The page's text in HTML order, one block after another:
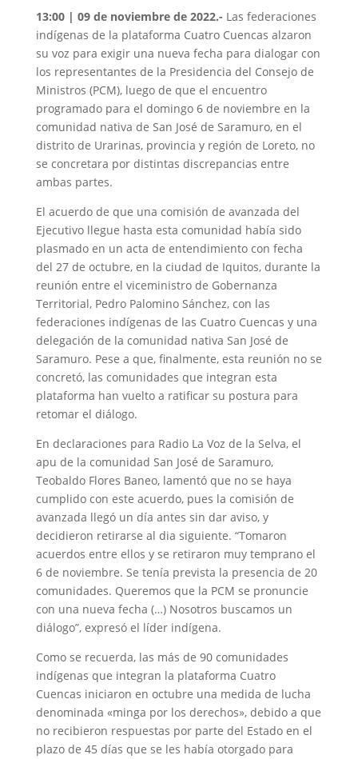
13:00 | 09 de noviembre de 2022.- Las federaciones
indígenas de la plataforma Cuatro Cuencas alzaron
su voz para exigir una nueva fecha para dialogar con
los representantes de la Presidencia del Consejo de
Ministros (PCM), luego de que el encuentro
programado para el domingo 6 de noviembre en la
comunidad nativa de San José de Saramuro, en el
distrito de Urarinas, provincia y región de Loreto, no
se concretara por distintas discrepancias entre
ambas partes.
El acuerdo de que una comisión de avanzada del
Ejecutivo llegue hasta esta comunidad había sido
plasmado en un acta de entendimiento con fecha
del 27 de octubre, en la ciudad de Iquitos, durante la
reunión entre el viceministro de Gobernanza
Territorial, Pedro Palomino Sánchez, con las
federaciones indígenas de las Cuatro Cuencas y una
delegación de la comunidad nativa San José de
Saramuro. Pese a que, finalmente, esta reunión no se
concretó, las comunidades que integran esta
plataforma han vuelto a ratificar su postura para
retomar el diálogo.
En declaraciones para Radio La Voz de la Selva, el
apu de la comunidad San José de Saramuro,
Teobaldo Flores Baneo, lamentó que no se haya
cumplido con este acuerdo, pues la comisión de
avanzada llegó un día antes sin dar aviso, y
decidieron retirarse al dia siguiente. “Tomaron
acuerdos entre ellos y se retiraron muy temprano el
6 de noviembre. Se tenía prevista la presencia de 20
comunidades. Queremos que la PCM se pronuncie
con una nueva fecha (…) Nosotros buscamos un
diálogo”, expresó el líder indígena.
Como se recuerda, las más de 90 comunidades
indígenas que integran la plataforma Cuatro
Cuencas iniciaron en octubre una medida de lucha
denominada «minga por los derechos», debido a que
no recibieron respuestas por parte del Estado en el
plazo de 45 días que se les había otorgado para